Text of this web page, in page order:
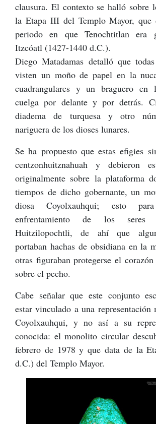
clausura. El contexto se halló sobre
la Etapa III del Templo Mayor, que
periodo en que Tenochtitlan era
Itzcóatl (1427-1440 d.C.).
Diego Matadamas detalló que
visten un moño de papel en la
cuadrangulares y un braguero en
cuelga por delante y por detrás.
diadema de turquesa y otro
nariguera de los dioses lunares.
Se ha propuesto que estas efigies
centzonhuitznahuah y debieron
originalmente sobre la plataforma
tiempos de dicho gobernante, un
diosa Coyolxauhqui; esto
enfrentamiento de los seres
Huitzilopochtli, de ahí que
portaban hachas de obsidiana en la
otras figuraban protegerse el
sobre el pecho.
Cabe señalar que este conjunto
estar vinculado a una representación
Coyolxauhqui, y no así a su
conocida: el monolito circular
febrero de 1978 y que data de la
d.C.) del Templo Mayor.